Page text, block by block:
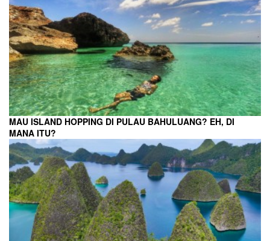
MAU ISLAND HOPPING DI PULAU BAHULUANG? EH, DI
MANA ITU?